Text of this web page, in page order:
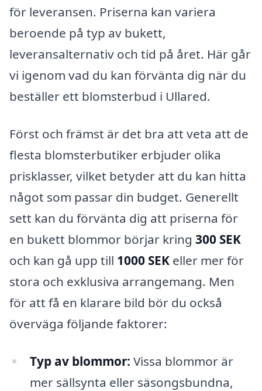
för leveransen. Priserna kan variera
beroende på typ av bukett,
leveransalternativ och tid på året. Här går
vi igenom vad du kan förvänta dig när du
beställer ett blomsterbud i Ullared.
Först och främst är det bra att veta att de
flesta blomsterbutiker erbjuder olika
prisklasser, vilket betyder att du kan hitta
något som passar din budget. Generellt
sett kan du förvänta dig att priserna för
en bukett blommor börjar kring 300 SEK
och kan gå upp till 1000 SEK eller mer för
stora och exklusiva arrangemang. Men
för att få en klarare bild bör du också
överväga följande faktorer:
Typ av blommor: Vissa blommor är
mer sällsynta eller säsongsbundna,